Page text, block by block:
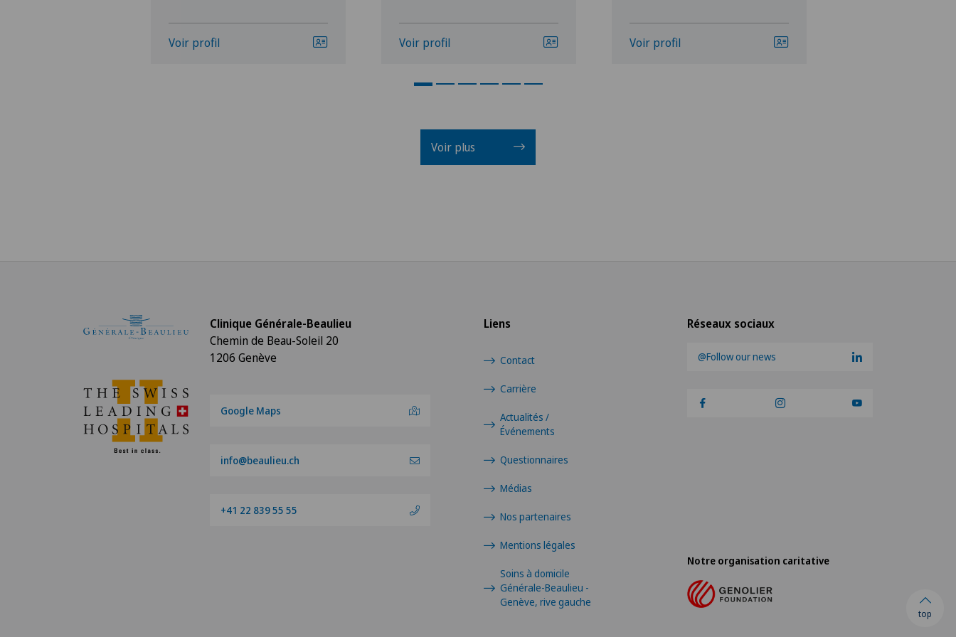
Voir profil Voir profil Voir profil
Voir plus
Réseaux sociaux
@Follow our news
Liens
Contact
Carrière
Actualités /
Événements
Questionnaires
Médias
Nos partenaires
Mentions légales
Soins à domicile
Générale-Beaulieu -
Genève, rive gauche
Clinique Générale-Beaulieu
Chemin de Beau-Soleil 20
1206 Genève
Google Maps
info@beaulieu.ch
+41 22 839 55 55
Notre organisation caritative
top